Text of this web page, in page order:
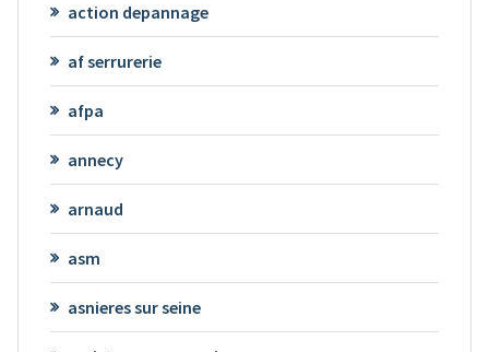
action depannage
af serrurerie
afpa
annecy
arnaud
asm
asnieres sur seine